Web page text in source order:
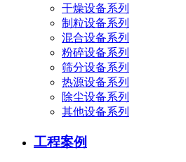
干燥设备系列
制粒设备系列
混合设备系列
粉碎设备系列
筛分设备系列
热源设备系列
除尘设备系列
其他设备系列
工程案例